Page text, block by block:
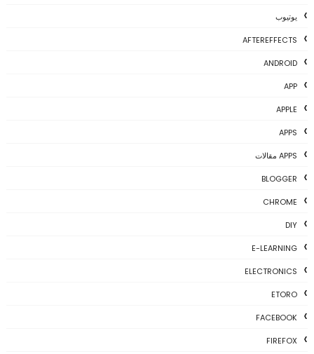
يوتيوب
AFTEREFFECTS
ANDROID
APP
APPLE
APPS
APPS مقالات
BLOGGER
CHROME
DIY
E-LEARNING
ELECTRONICS
ETORO
FACEBOOK
FIREFOX